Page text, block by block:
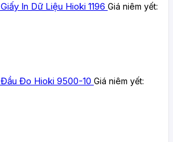
Giấy In Dữ Liệu Hioki 1196 Giá niêm yết:
Đầu Đo Hioki 9500-10 Giá niêm yết: